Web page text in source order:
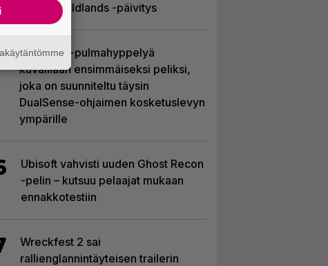
Recon Wildlands -päivitys
Uutta PS5-pulmahyppelyä
kuvaillaan ensimmäiseksi peliksi,
joka on suunniteltu täysin
DualSense-ohjaimen kosketuslevyn
ympärille
Ubisoft vahvisti uuden Ghost Recon
-pelin – kutsuu pelaajat mukaan
ennakkotestiin
Wreckfest 2 sai
rallienglannintäyteisen trailerin